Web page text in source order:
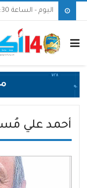
اليوم - الساعة 08:30 ص بتوقيت مدينة عدن
أحمد علي